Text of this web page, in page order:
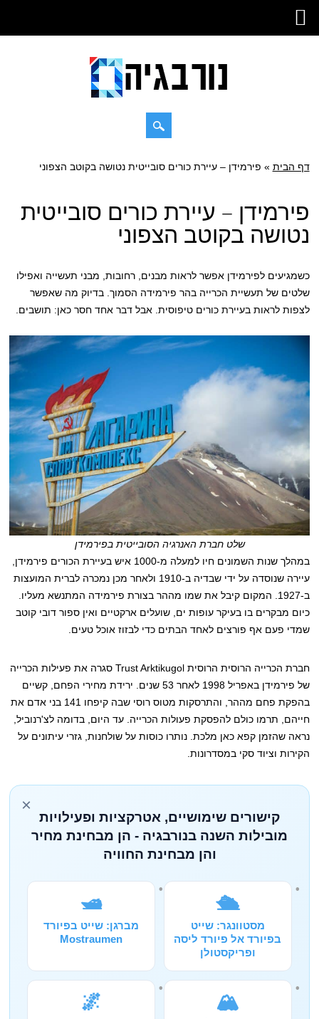
Main menu
Skip
דף הבית » פירמידן – עיירת כורים סובייטית נטושה בקוטב הצפוני
פירמידן – עיירת כורים סובייטית
נטושה בקוטב הצפוני
כשמגיעים לפירמידן אפשר לראות מבנים, רחובות, מבני תעשייה ואפילו
שלטים של תעשיית הכרייה בהר פירמידה הסמוך. בדיוק מה שאפשר
לצפות לראות בעיירת כורים טיפוסית. אבל דבר אחד חסר כאן: תושבים.
שלט חברת האנרגיה הסובייטית בפירמידן
במהלך שנות השמונים חיו למעלה מ-1000 איש בעיירת הכורים פירמידן,
עיירה שנוסדה על ידי שבדיה ב-1910 ולאחר מכן נמכרה לברית המועצות
ב-1927. המקום קיבל את שמו מההר בצורת פירמידה המתנשא מעליו.
כיום מבקרים בו בעיקר עופות ים, שועלים ארקטיים ואין ספור דובי קוטב
שמדי פעם אף פורצים לאחד הבתים כדי לבזוז אוכל טעים.
חברת הכרייה הרוסית הרוסית Trust Arktikugol סגרה את פעילות הכרייה
של פירמידן באפריל 1998 לאחר 53 שנים. ירידת מחירי הפחם, קשיים
בהפקת פחם מההר, והתרסקות מטוס רוסי שבה קיפחו 141 בני אדם את
חייהם, תרמו כולם להפסקת פעולות הכרייה. עד היום, בדומה לצ'רנוביל,
נראה שהזמן קפא כאן מלכת. נותרו כוסות על שולחנות, גזרי עיתונים על
הקירות וציוד סקי במסדרונות.
×
קישורים שימושיים, אטרקציות ופעילויות
מובילות השנה בנורבגיה - הן מבחינת מחיר
והן מבחינת החוויה
🛳️
מסטוונגר: שייט
בפיורד אל פיורד ליסה
ופריקסטולן
🛥️
מברגן: שייט בפיורד
Mostraumen
🏔️
🌌